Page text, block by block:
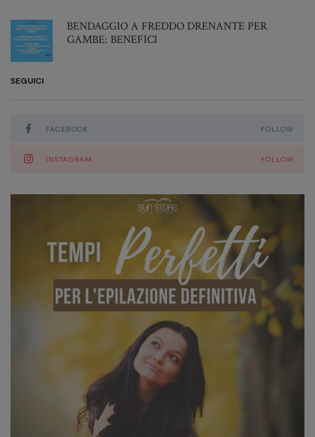
Ottobre 2021
Settembre 2021
Agosto 2021
Luglio 2021
Maggio 2021
Marzo 2021
Settembre 2020
Agosto 2020
Luglio 2020
Marzo 2020
BENDAGGIO A FREDDO DRENANTE PER
GAMBE: BENEFICI
SEGUICI
FACEBOOK FOLLOW
INSTAGRAM FOLLOW